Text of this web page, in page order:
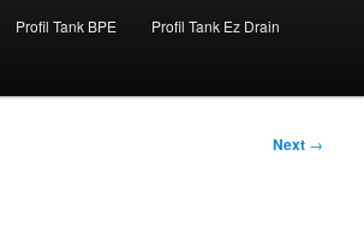
Profil Tank BPE Profil Tank Ez Drain
Next →